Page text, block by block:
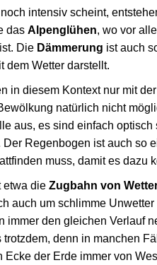
intensiv scheint,
das Alpenglühen, wo vor
Die Dämmerung ist auch
dem Wetter darstellt.
in diesem Kontext nur mit
natürlich nicht
aus, es sind einfach
Regenbogen ist auch so
muss, damit es dazu
etwa die Zugbahn von
auch um schlimme
immer den gleichen Verlauf
trotzdem, denn in manchen
der Erde immer von